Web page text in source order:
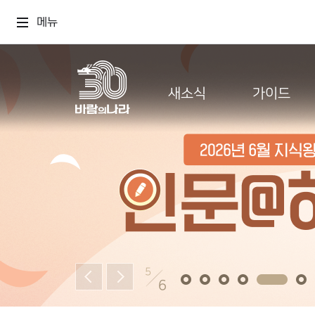
메뉴
새소식 가이드
5
6